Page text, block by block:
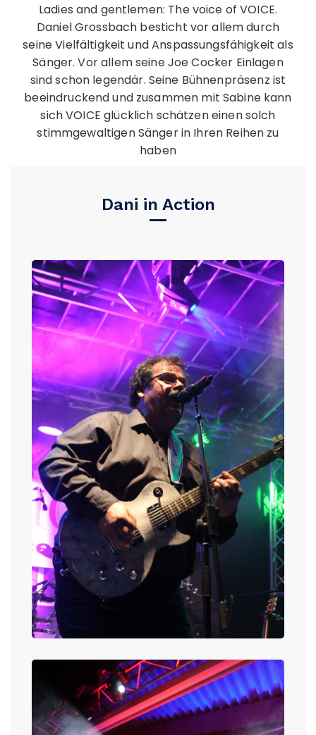
Ladies and gentlemen: The voice of VOICE.
Daniel Grossbach besticht vor allem durch
seine Vielfältigkeit und Anspassungsfähigkeit als
Sänger. Vor allem seine Joe Cocker Einlagen
sind schon legendär. Seine Bühnenpräsenz ist
beeindruckend und zusammen mit Sabine kann
sich VOICE glücklich schätzen einen solch
stimmgewaltigen Sänger in Ihren Reihen zu
haben
Dani in Action